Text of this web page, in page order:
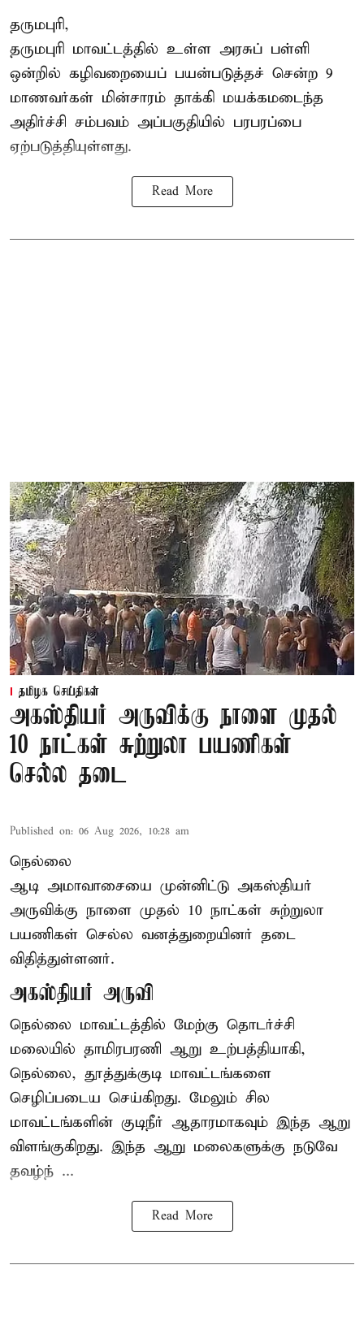
தருமபுரி,
தருமபுரி மாவட்டத்தில் உள்ள அரசுப் பள்ளி
ஒன்றில் கழிவறையைப் பயன்படுத்தச் சென்ற 9
மாணவர்கள் மின்சாரம் தாக்கி மயக்கமடைந்த
அதிர்ச்சி சம்பவம் அப்பகுதியில் பரபரப்பை
ஏற்படுத்தியுள்ளது.
Read More
தமிழக செய்திகள்
அகஸ்தியர் அருவிக்கு நாளை முதல்
10 நாட்கள் சுற்றுலா பயணிகள்
செல்ல தடை
Published on: 06 Aug 2026, 10:28 am
நெல்லை
ஆடி அமாவாசையை முன்னிட்டு அகஸ்தியர்
அருவிக்கு நாளை முதல் 10 நாட்கள் சுற்றுலா
பயணிகள் செல்ல வனத்துறையினர் தடை
விதித்துள்ளனர்.
அகஸ்தியர் அருவி
நெல்லை மாவட்டத்தில் மேற்கு தொடர்ச்சி
மலையில் தாமிரபரணி ஆறு உற்பத்தியாகி,
நெல்லை, தூத்துக்குடி மாவட்டங்களை
செழிப்படைய செய்கிறது. மேலும் சில
மாவட்டங்களின் குடிநீர் ஆதாரமாகவும் இந்த ஆறு
விளங்குகிறது. இந்த ஆறு மலைகளுக்கு நடுவே
தவழ்ந் ...
Read More